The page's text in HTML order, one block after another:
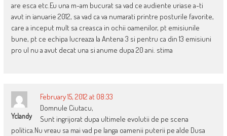
are esca etc.Eu una m-am bucurat sa vad ce audiente uriase a-ti
avut in ianuarie 2012, sa vad ca va numarati printre posturile favorite,
care a inceput mult sa creasca in ochii oamenilor, pt emisiunile
bune, pt ce echipa lucreaza la Antena 3 si pentru ca din 13 emisiuni
pro ul nu a avut decat una si anume dupa 20 ani. stima
Yclandy
February 15, 2012 at 08:33
Domnule Ciutacu,
Sunt ingrijorat dupa ultimele evolutii de pe scena
politica.Nu vreau sa mai vad pe langa oamenii puterii pe alde Dusa